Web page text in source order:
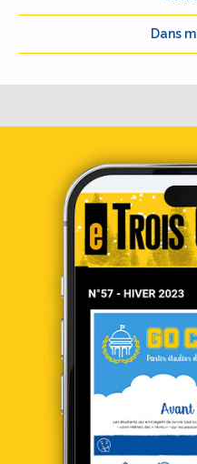
Dans